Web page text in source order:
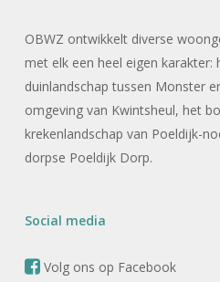
OBWZ ontwikkelt diverse
met elk een heel eigen karakter:
duinlandschap tussen Monster
omgeving van Kwintsheul, het
krekenlandschap van Poeldijk-
dorpse Poeldijk Dorp.
Social media
Volg ons op Facebook